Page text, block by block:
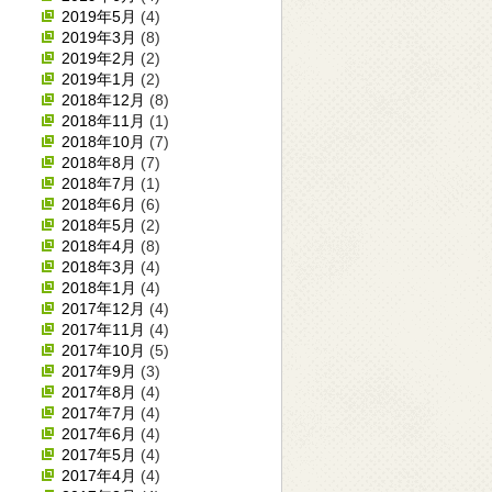
2019年5月 (4)
2019年3月 (8)
2019年2月 (2)
2019年1月 (2)
2018年12月 (8)
2018年11月 (1)
2018年10月 (7)
2018年8月 (7)
2018年7月 (1)
2018年6月 (6)
2018年5月 (2)
2018年4月 (8)
2018年3月 (4)
2018年1月 (4)
2017年12月 (4)
2017年11月 (4)
2017年10月 (5)
2017年9月 (3)
2017年8月 (4)
2017年7月 (4)
2017年6月 (4)
2017年5月 (4)
2017年4月 (4)